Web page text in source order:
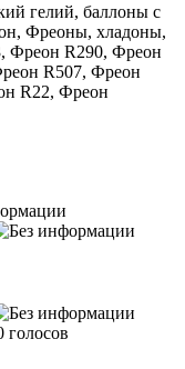
гелий, баллоны с
Фреоны, хладоны,
Фреон R290, Фреон
R507, Фреон
R22, Фреон
голосов